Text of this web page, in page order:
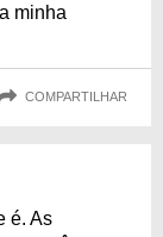
minha
COMPARTILHAR
é. As